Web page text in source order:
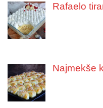
Rafaelo
Najmekše